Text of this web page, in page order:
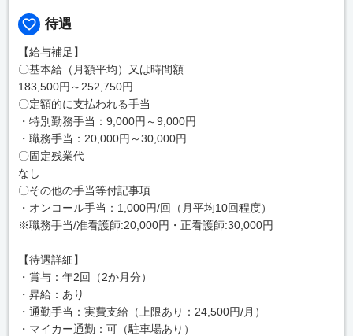
待遇
【給与補足】
〇基本給（月額平均）又は時間額
183,500円～252,750円
〇定額的に支払われる手当
・特別勤務手当：9,000円～9,000円
・職務手当：20,000円～30,000円
〇固定残業代
なし
〇その他の手当等付記事項
・オンコール手当：1,000円/回（月平均10回程度）
※職務手当/准看護師:20,000円・正看護師:30,000円
【待遇詳細】
・賞与：年2回（2か月分）
・昇給：あり
・通勤手当：実費支給（上限あり：24,500円/月）
・マイカー通勤：可（駐車場あり）